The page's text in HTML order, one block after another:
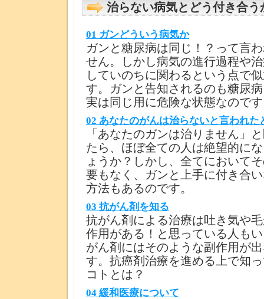
治らない病気とどう付き合
01 ガンどういう病気か
ガンと糖尿病は同じ！？って言
せん。しかし病気の進行過程や
していのちに関わるという点で
す。ガンと告知されるのも糖尿
実は同じ用に危険な状態なので
02 あなたのがんは治らないと言われた
「あなたのガンは治りません」
たら、ほぼ全ての人は絶望的に
ょうか？しかし、全てにおいて
要もなく、ガンと上手に付き合
方法もあるのです。
03 抗がん剤を知る
抗がん剤による治療は吐き気や
作用がある！と思っている人も
がん剤にはそのような副作用が
す。抗癌剤治療を進める上で知
コトとは？
04 緩和医療について